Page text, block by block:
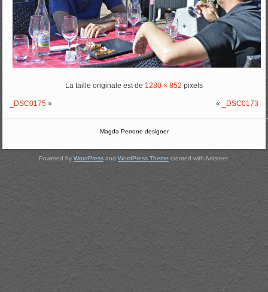
La taille originale est de 1280 × 852 pixels
_DSC0175 » « _DSC0173
Magda Perrone designer
Powered by WordPress and WordPress Theme created with Artisteer.